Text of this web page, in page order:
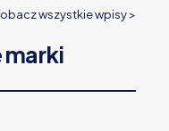
wszystkie wpisy >
marki